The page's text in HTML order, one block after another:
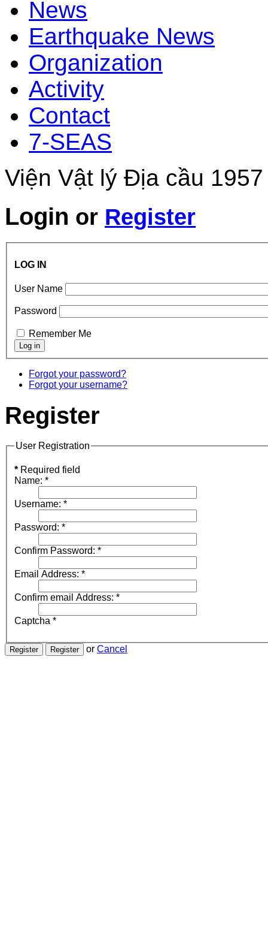
News
Earthquake News
Organization
Activity
Contact
7-SEAS
Viện Vật lý Địa cầu
Login or Register
LOG IN
User Name
Password
Remember Me
Forgot your password?
Forgot your username?
Register
User Registration
* Required field
Name: *
Username: *
Password: *
Confirm Password: *
Email Address: *
Confirm email Address: *
Captcha *
or Cancel